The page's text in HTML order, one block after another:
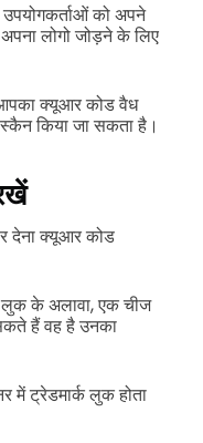
को अपने
लोगो जोड़ने के लिए
क्यूआर कोड वैध
किया जा सकता है।
देना क्यूआर कोड
के अलावा, एक चीज
हैं वह है उनका
ट्रेडमार्क लुक होता